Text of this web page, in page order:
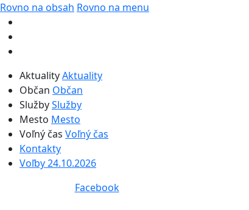
Rovno na obsah Rovno na menu
AktualityAktuality
Občan Občan
SlužbySlužby
Mesto Mesto
Voľný čas Voľný čas
Kontakty
Voľby 24.10.2026
Facebook